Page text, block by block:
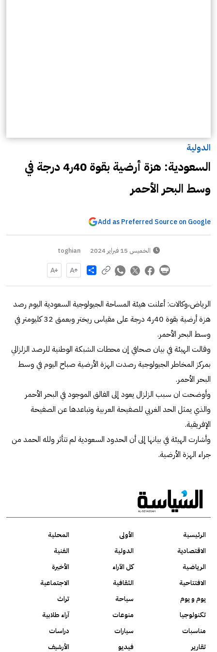
الدولية
السعودية: هزة أرضية بقوة 40ر4 درجة في
وسط البحر الأحمر
Add as Preferred Source on Google
الخميس 15 فبراير 2024 toghian
Share
الرياض،وكالات: أعلنت هيئة المساحة الجيولوجية السعودية اليوم رصد
هزة أرضية بقوة 40ر4 درجة على مقياس ريختر وبعمق 32 كليومتر في
وسط البحر الأحمر.
وقالت الهيئة في بيان صحافي إن محطات الشبكة الوطنية للرصد الزلزالي
بمركز المخاطر الجيولوجية رصدت الهزة الأرضية صباح اليوم في وسط
البحر الأحمر.
وأوضحت ان سبب الزلزال يعود إلى الفالق الموجود في البحر الأحمر
والذي يمثل الحد الغربي للصفيحة العربية وتباعدها عن الصفيحة
الإفريقية.
وأشارت الهيئة في بيانها إلى أن الحدود السعودية لم تتأثر ولله الحمد من
جراء الهزة الأرضية.
الرئيسية الأولى
المحلية
الاقتصادية
الدولية
الفنية
الرياضية
كل الآراء
الأخيرة
الافتتاحية
الثقافية
الاجتماعية
يوم و يوم
سياحة
تراث
تكنولوجيا
منوعات
آراء طلابية
مناسبات
سيارات
دراسات
تقارير
فيديو الأرشيف